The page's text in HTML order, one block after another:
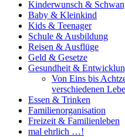
Kinderwunsch &
Baby & Kleinkind
Kids & Teenager
Schule & Ausbildung
Reisen & Ausflüge
Geld & Gesetze
Gesundheit &
Von Eins bis
verschiedenen
Essen & Trinken
Familienorganisation
Freizeit & Familienleben
mal ehrlich …!